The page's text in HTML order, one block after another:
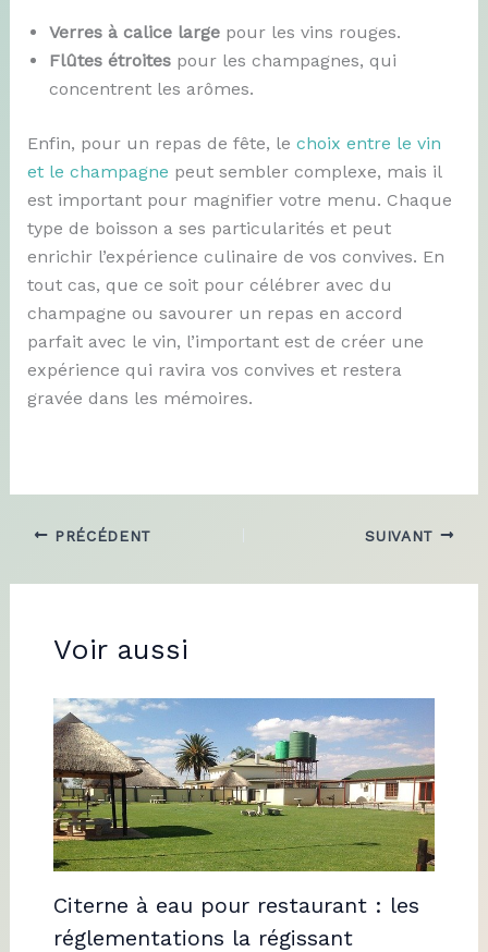
Verres à calice largepour les vins rouges.
Flûtes étroitespour les champagnes, qui
concentrent les arômes.
Enfin, pour un repas de fête, le choix entre le vin
et le champagne peut sembler complexe, mais il
est important pour magnifier votre menu. Chaque
type de boisson a ses particularités et peut
enrichir l’expérience culinaire de vos convives. En
tout cas, que ce soit pour célébrer avec du
champagne ou savourer un repas en accord
parfait avec le vin, l’important est de créer une
expérience qui ravira vos convives et restera
gravée dans les mémoires.
PRÉCÉDENT SUIVANT
Voir aussi
Citerne à eau pour restaurant : les
réglementations la régissant